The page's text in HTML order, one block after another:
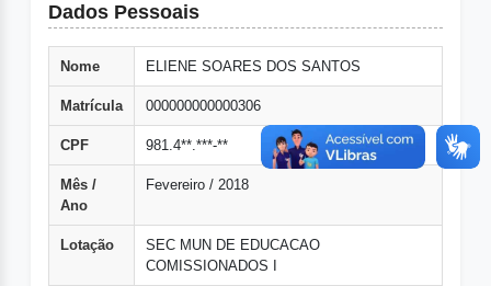
Dados Pessoais
Nome ELIENE SOARES DOS SANTOS
Matrícula 000000000000306
CPF 981.4**.***-**
Mês /
Ano
Fevereiro / 2018
Lotação
SEC MUN DE EDUCACAO
COMISSIONADOS I